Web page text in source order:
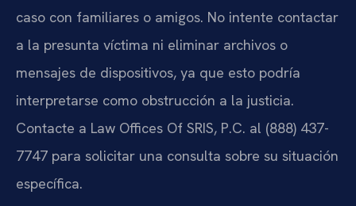
caso con familiares o amigos. No intente contactar
a la presunta víctima ni eliminar archivos o
mensajes de dispositivos, ya que esto podría
interpretarse como obstrucción a la justicia.
Contacte a Law Offices Of SRIS, P.C. al (888) 437-
7747 para solicitar una consulta sobre su situación
específica.